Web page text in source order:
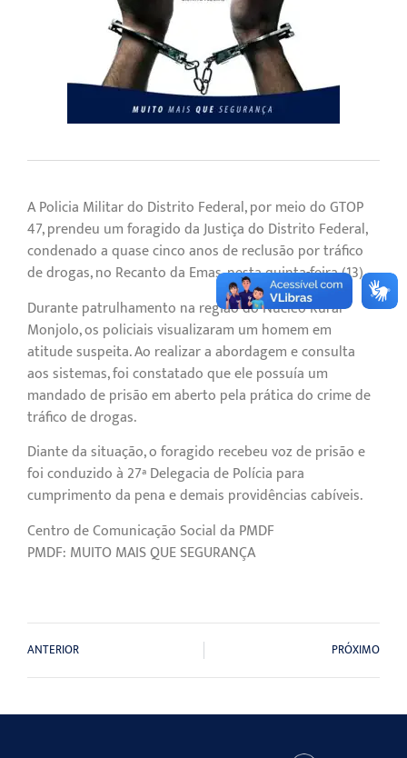
A Policia Militar do Distrito Federal, por meio do GTOP
47, prendeu um foragido da Justiça do Distrito Federal,
condenado a quase cinco anos de reclusão por tráfico
de drogas, no Recanto da Emas, nesta quinta-feira (13).
Durante patrulhamento na região do Núcleo Rural
Monjolo, os policiais visualizaram um homem em
atitude suspeita. Ao realizar a abordagem e consulta
aos sistemas, foi constatado que ele possuía um
mandado de prisão em aberto pela prática do crime de
tráfico de drogas.
Diante da situação, o foragido recebeu voz de prisão e
foi conduzido à 27ª Delegacia de Polícia para
cumprimento da pena e demais providências cabíveis.
Centro de Comunicação Social da PMDF
PMDF: MUITO MAIS QUE SEGURANÇA
ANTERIOR PRÓXIMO